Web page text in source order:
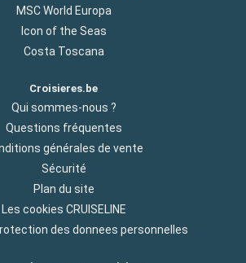
MSC World Europa
Icon of the Seas
Costa Toscana
Croisieres.be
Qui sommes-nous ?
Questions fréquentes
générales de vente
Sécurité
Plan du site
Les cookies CRUISELINE
des donnees personnelles